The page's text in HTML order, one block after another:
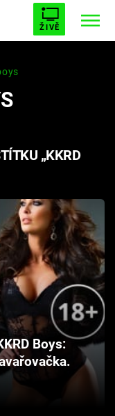
ŽIVĚ
UPÍRŮ
„KKRD
Boys: